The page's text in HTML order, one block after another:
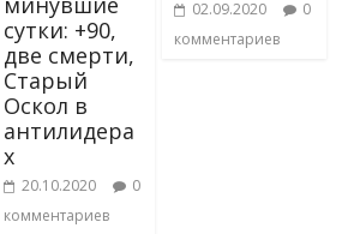
сутки: +90,
две смерти,
Старый
Оскол в
антилидера
х
20.10.2020
0
комментариев
02.09.2020
0
комментариев